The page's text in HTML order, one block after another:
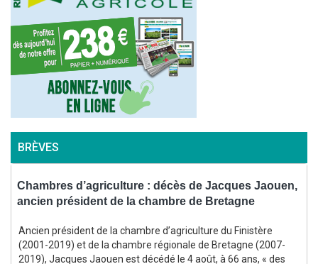
BRÈVES
Chambres d’agriculture : décès de Jacques Jaouen,
ancien président de la chambre de Bretagne
Ancien président de la chambre d’agriculture du Finistère
(2001-2019) et de la chambre régionale de Bretagne (2007-
2019), Jacques Jaouen est décédé le 4 août, à 66 ans, « des